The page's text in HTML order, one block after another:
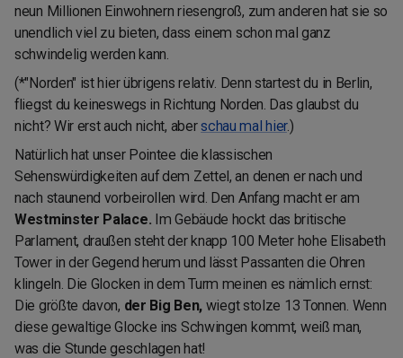
neun Millionen Einwohnern riesengroß, zum anderen hat sie so
unendlich viel zu bieten, dass einem schon mal ganz
schwindelig werden kann.
(*"Norden" ist hier übrigens relativ. Denn startest du in Berlin,
fliegst du keineswegs in Richtung Norden. Das glaubst du
nicht? Wir erst auch nicht, aberschau mal hier.)
Natürlich hat unser Pointee die klassischen
Sehenswürdigkeiten auf dem Zettel, an denen er nach und
nach staunend vorbeirollen wird. Den Anfang macht er am
Westminster Palace. Im Gebäude hockt das britische
Parlament, draußen steht der knapp 100 Meter hohe Elisabeth
Tower in der Gegend herum und lässt Passanten die Ohren
klingeln. Die Glocken in dem Turm meinen es nämlich ernst:
Die größte davon, der Big Ben, wiegt stolze 13 Tonnen. Wenn
diese gewaltige Glocke ins Schwingen kommt, weiß man,
was die Stunde geschlagen hat!